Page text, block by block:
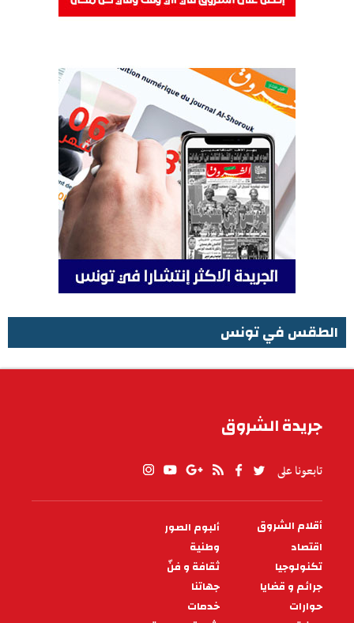
الطقس في تونس
جريدة الشروق
تابعونا على
PIED
DE
PAGE
أقلام الشروق
ألبوم الصور
اقتصاد
وطنية
تكنولوجيا
ثقافة و فنّ
جرائم و قضايا
جهاتنا
حوارات
خدمات